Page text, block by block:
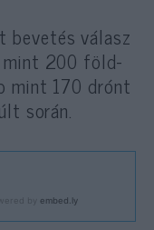
bevetés válasz
200 föld-
170 drónt
során.